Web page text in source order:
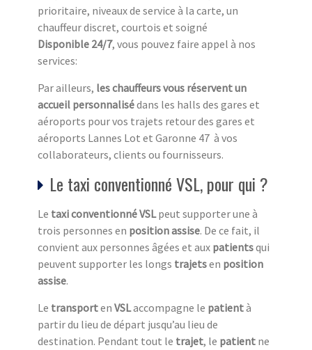
prioritaire, niveaux de service à la carte, un
chauffeur discret, courtois et soigné
Disponible 24/7, vous pouvez faire appel à nos
services:
Par ailleurs, les chauffeurs vous réservent un
accueil personnalisédans les halls des gares et
aéroports pour vos trajets retour des gares et
aéroports Lannes Lot et Garonne 47 à vos
collaborateurs, clients ou fournisseurs.
Le taxi conventionné VSL, pour qui ?
Le taxi conventionné VSLpeut supporter une à
trois personnes en position assise. De ce fait, il
convient aux personnes âgées et aux patientsqui
peuvent supporter les longs trajetsen position
assise.
Le transporten VSLaccompagne le patientà
partir du lieu de départ jusqu’au lieu de
destination. Pendant tout le trajet, le patient ne